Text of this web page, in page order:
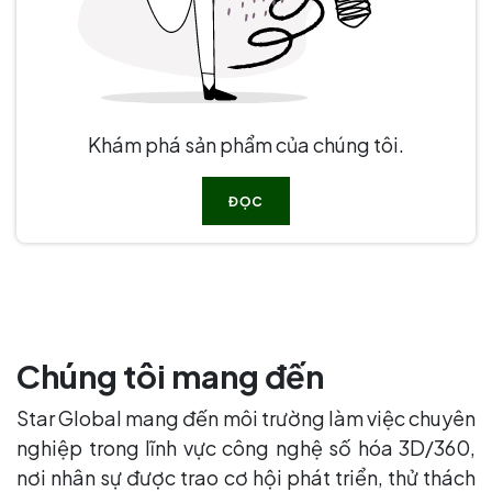
Khám phá sản phẩm của chúng tôi.
ĐỌC
Chúng tôi mang đến
Star Global mang đến môi trường làm việc chuyên
nghiệp trong lĩnh vực công nghệ số hóa 3D/360,
nơi nhân sự được trao cơ hội phát triển, thử thách